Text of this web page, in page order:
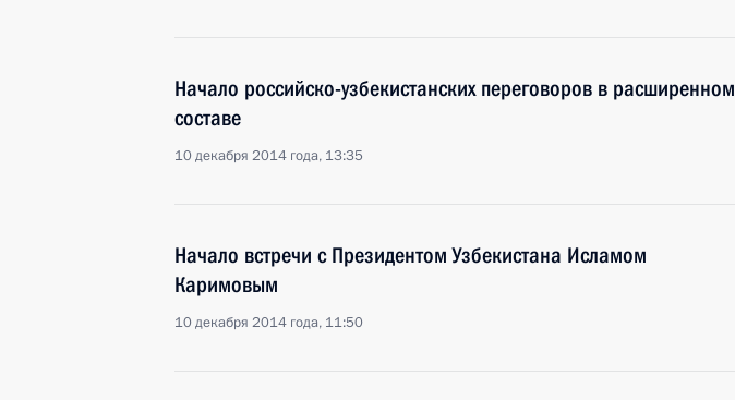
Начало российско-узбекистанских переговоров в расширенном
составе
10 декабря 2014 года, 13:35
Начало встречи с Президентом Узбекистана Исламом
Каримовым
10 декабря 2014 года, 11:50